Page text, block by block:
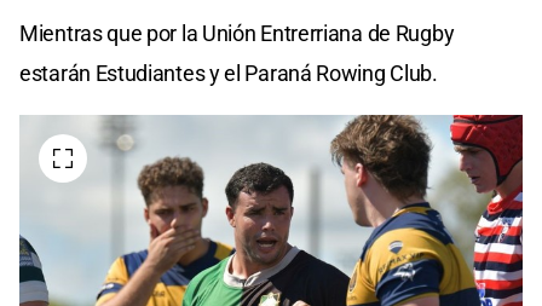
Mientras que por la Unión Entrerriana de Rugby
estarán Estudiantes y el Paraná Rowing Club.